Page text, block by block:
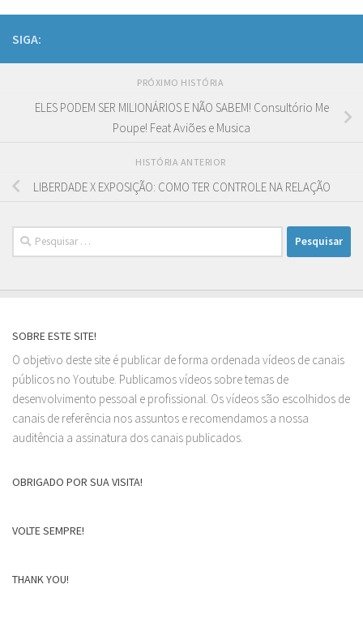
SIGA:
PRÓXIMO HISTÓRIA
ELES PODEM SER MILIONÁRIOS E NÃO SABEM! Consultório Me
Poupe! Feat Aviões e Musica
HISTÓRIA ANTERIOR
LIBERDADE X EXPOSIÇÃO: COMO TER CONTROLE NA RELAÇÃO
Pesquisar
por:
SOBRE ESTE SITE!
O objetivo deste site é publicar de forma ordenada vídeos de canais
públicos no Youtube. Publicamos vídeos sobre temas de
desenvolvimento pessoal e profissional. Os vídeos são escolhidos de
canais de referência nos assuntos e recomendamos a nossa
auditência a assinatura dos canais publicados.
OBRIGADO POR SUA VISITA!
VOLTE SEMPRE!
THANK YOU!